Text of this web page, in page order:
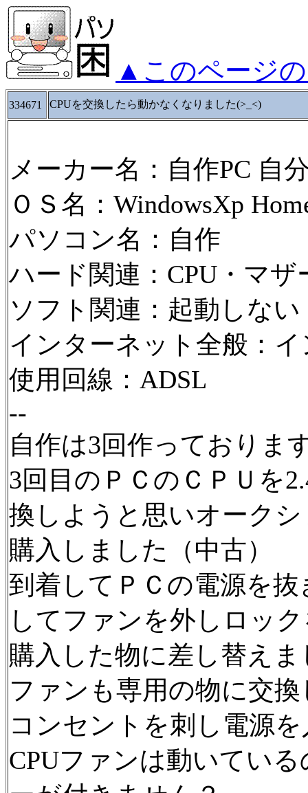
▲このページ
334671 CPUを交換したら動かなくなりました(>_<)
メーカー名：自作PC 自
ＯＳ名：WindowsXp
パソコン名：自作
ハード関連：CPU・マザ
ソフト関連：起動しない
インターネット全般：
使用回線：ADSL
--
自作は3回作っておりま
3回目のＰＣのＣＰＵを
換しようと思いオーク
購入しました（中古）
到着してＰＣの電源を
してファンを外しロッ
購入した物に差し替えま
ファンも専用の物に交
コンセントを刺し電源
CPUファンは動いてい